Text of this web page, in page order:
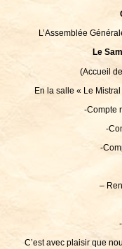
L’Assemblée
Le
(Accueil
En la salle « Le
-Compte
-
-
–
C’est avec plaisir que